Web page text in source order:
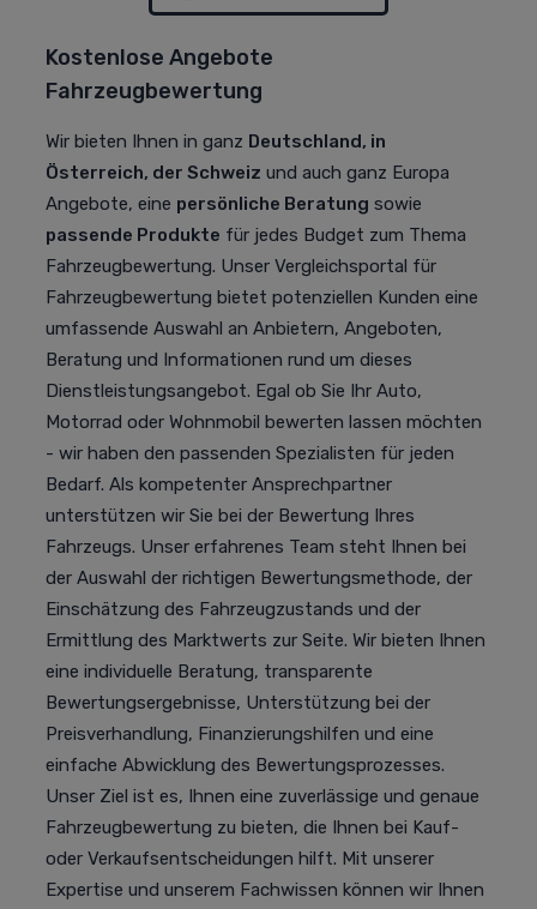
Kostenlose Angebote
Fahrzeugbewertung
Wir bieten Ihnen in ganz Deutschland, in
Österreich, der Schweiz und auch ganz Europa
Angebote, eine persönliche Beratung sowie
passende Produkte für jedes Budget zum Thema
Fahrzeugbewertung. Unser Vergleichsportal für
Fahrzeugbewertung bietet potenziellen Kunden eine
umfassende Auswahl an Anbietern, Angeboten,
Beratung und Informationen rund um dieses
Dienstleistungsangebot. Egal ob Sie Ihr Auto,
Motorrad oder Wohnmobil bewerten lassen möchten
- wir haben den passenden Spezialisten für jeden
Bedarf. Als kompetenter Ansprechpartner
unterstützen wir Sie bei der Bewertung Ihres
Fahrzeugs. Unser erfahrenes Team steht Ihnen bei
der Auswahl der richtigen Bewertungsmethode, der
Einschätzung des Fahrzeugzustands und der
Ermittlung des Marktwerts zur Seite. Wir bieten Ihnen
eine individuelle Beratung, transparente
Bewertungsergebnisse, Unterstützung bei der
Preisverhandlung, Finanzierungshilfen und eine
einfache Abwicklung des Bewertungsprozesses.
Unser Ziel ist es, Ihnen eine zuverlässige und genaue
Fahrzeugbewertung zu bieten, die Ihnen bei Kauf-
oder Verkaufsentscheidungen hilft. Mit unserer
Expertise und unserem Fachwissen können wir Ihnen